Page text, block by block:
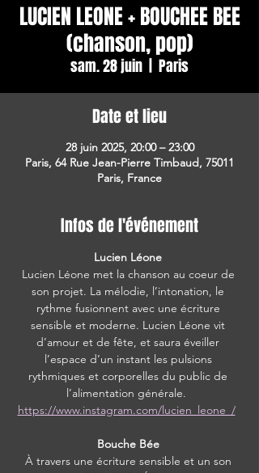
LUCIEN LEONE + BOUCHEE BEE
(chanson, pop)
sam. 28 juin Paris
Date et lieu
28 juin 2025, 20:00 – 23:00
Paris, 64 Rue Jean-Pierre Timbaud, 75011
Paris, France
Infos de l'événement
Lucien Léone
Lucien Léone met la chanson au coeur de
son projet. La mélodie, l’intonation, le
rythme fusionnent avec une écriture
sensible et moderne. Lucien Léone vit
d’amour et de fête, et saura éveiller
l’espace d’un instant les pulsions
rythmiques et corporelles du public de
l’alimentation générale.
https://www.instagram.com/lucien_leone_/
Bouche Bée
À travers une écriture sensible et un son